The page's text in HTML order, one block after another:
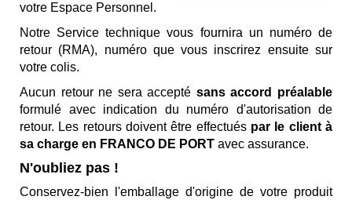
votre Espace Personnel.
Notre Service technique vous fournira un numéro de
retour (RMA), numéro que vous inscrirez ensuite sur
votre colis.
Aucun retour ne sera accepté sans accord préalable
formulé avec indication du numéro d'autorisation de
retour. Les retours doivent être effectués par le client à
sa charge en FRANCO DE PORT avec assurance.
N'oubliez pas !
Conservez-bien l'emballage d'origine de votre produit